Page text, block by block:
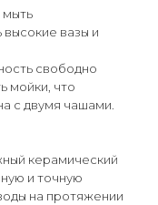
мыть
высокие вазы и
свободно
мойки, что
с двумя чашами.
керамический
и точную
на протяжении